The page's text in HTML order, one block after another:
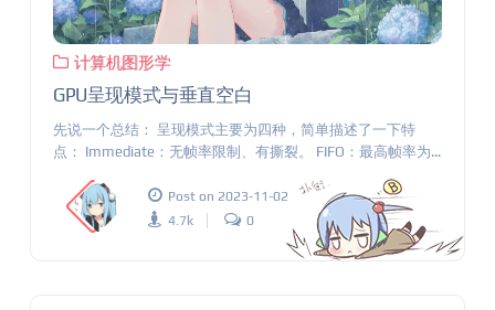
计算机图形学
GPU呈现模式与垂直空白
先说一个总结： 呈现模式主要为四种，简单描述了一下特
点： Immediate：无帧率限制、有撕裂。 FIFO：最高帧率为...
Post on 2023-11-02
4.7k
0